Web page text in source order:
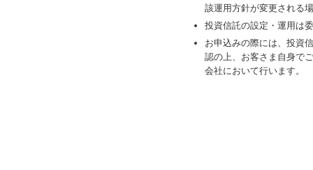
該運用方針が変更される
投資信託の設定・運用は
お申込みの際には、投資
認の上、お客さま自身で
会社において行います。